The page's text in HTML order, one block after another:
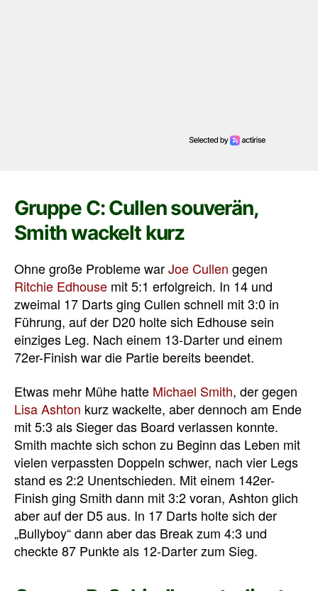
Gruppe C: Cullen souverän,
Smith wackelt kurz
Ohne große Probleme warJoe Cullen gegen
Ritchie Edhouse mit 5:1 erfolgreich. In 14 und
zweimal 17 Darts ging Cullen schnell mit 3:0 in
Führung, auf der D20 holte sich Edhouse sein
einziges Leg. Nach einem 13-Darter und einem
72er-Finish war die Partie bereits beendet.
Etwas mehr Mühe hatte Michael Smith, der gegen
Lisa Ashton kurz wackelte, aber dennoch am Ende
mit 5:3 als Sieger das Board verlassen konnte.
Smith machte sich schon zu Beginn das Leben mit
vielen verpassten Doppeln schwer, nach vier Legs
stand es 2:2 Unentschieden. Mit einem 142er-
Finish ging Smith dann mit 3:2 voran, Ashton glich
aber auf der D5 aus. In 17 Darts holte sich der
„Bullyboy“ dann aber das Break zum 4:3 und
checkte 87 Punkte als 12-Darter zum Sieg.